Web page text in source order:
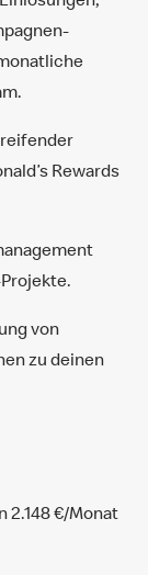
Rewards
von
zu deinen
2.148 €/Monat